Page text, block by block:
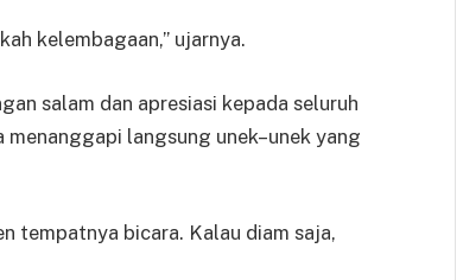
kelembagaan,” ujarnya.
salam dan apresiasi kepada seluruh
menanggapi langsung unek–unek yang
tempatnya bicara. Kalau diam saja,